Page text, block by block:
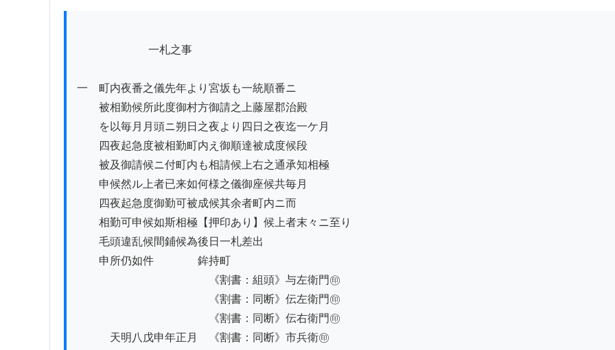
一　町内夜番之儀先年より宮坂も一統順番ニ
被相勤候所此度御村方御請之上藤屋郡治殿
を以毎月月頭ニ朔日之夜より四日之夜迄一ケ月
四夜起急度被相勤町内え御順達被成度候段
被及御請候ニ付町内も相請候上右之通承知相極
申候然ル上者已来如何様之儀御座候共毎月
四夜起急度御勤可被成候其余者町内ニ而
相勤可申候如斯相極【押印あり】候上者末々ニ至り
毛頭違乱候間鋪候為後日一札差出
申所仍如件　　　　鉾持町
《割書：組頭》与左衛門㊞
《割書：同断》伝左衛門㊞
《割書：同断》伝右衛門㊞
天明八戊申年正月　《割書：同断》市兵衛㊞